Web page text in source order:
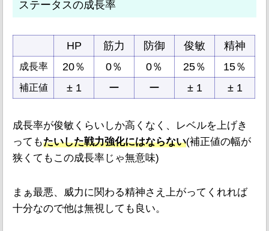
ステータスの成長率
HP 筋力 防御 俊敏 精神
成長率 20％ 0％ 0％ 25％ 15％
補正値 ± 1 ー ー ± 1 ± 1
成長率が俊敏くらいしか高くなく、レベルを上げき
ってもたいした戦力強化にはならない(補正値の幅が
狭くてもこの成長率じゃ無意味)
まぁ最悪、威力に関わる精神さえ上がってくれれば
十分なので他は無視しても良い。